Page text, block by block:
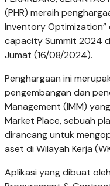
(PHR) meraih
Inventory Optimization”
capacity Summit 2024
Jumat (16/08/2024).
Penghargaan ini
pengembangan dan
Management (IMM)
Market Place, sebuah
dirancang untuk
aset di Wilayah Kerja
Aplikasi yang dibuat